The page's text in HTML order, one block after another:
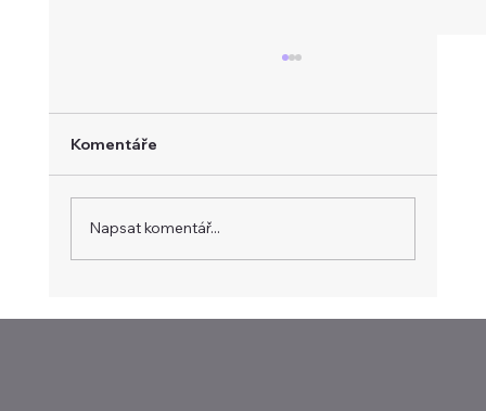
Trh s platinou by měl zůstat deficitní i v roce
oproti minulému roku sníží, základní odhady
počítají s deficitem přibližně 300 až 400 tisíc
Komentáře
Napsat komentář...